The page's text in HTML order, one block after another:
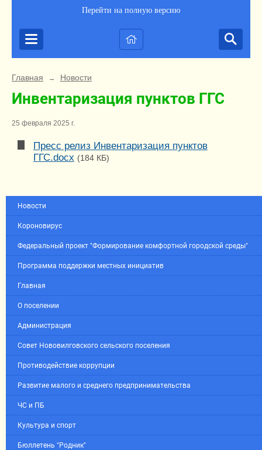
Перейти на полную версию
Главная → Новости
Инвентаризация пунктов ГГС
25 февраля 2025 г.
Пресс релиз Инвентаризация пунктов
ГГС.docx (184 КБ)
Новости
Короновирус
Федеральный проект "Формирование комфортной городской среды"
Программа поддержки местных инициатив
Главная
О поселении
Администрация
Совет Нововилговского сельского поселения
Противодействие коррупции
Развитие малого и среднего предпринимательства
ЧС и ПБ
Культура и спорт
Бюллетень "Родник"